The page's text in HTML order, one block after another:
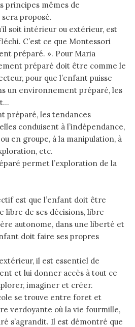
principes mêmes de
proposé.
soit intérieur ou extérieur, est
C’est ce que Montessori
préparé. ». Pour Maria
préparé doit être comme le
pour que l’enfant puisse
un environnement préparé, les
préparé, les tendances
conduisent à l’indépendance,
en groupe, à la manipulation, à
etc.
permet l’exploration de la
est que l’enfant doit être
libre de ses décisions, libre
autonome, dans une liberté et
doit faire ses propres
il est essentiel de
et lui donner accès à tout ce
imaginer et créer.
se trouve entre foret et
verdoyante où la vie fourmille,
s’agrandit. Il est démontré que